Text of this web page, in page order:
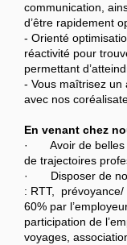
communication,
d’être rapidement
- Orienté
réactivité pour
permettant
- Vous maîtrisez un
avec nos
En venant chez
· Avoir de belles
de trajectoires
· Disposer de
: RTT,
60% par
participation de
voyages,